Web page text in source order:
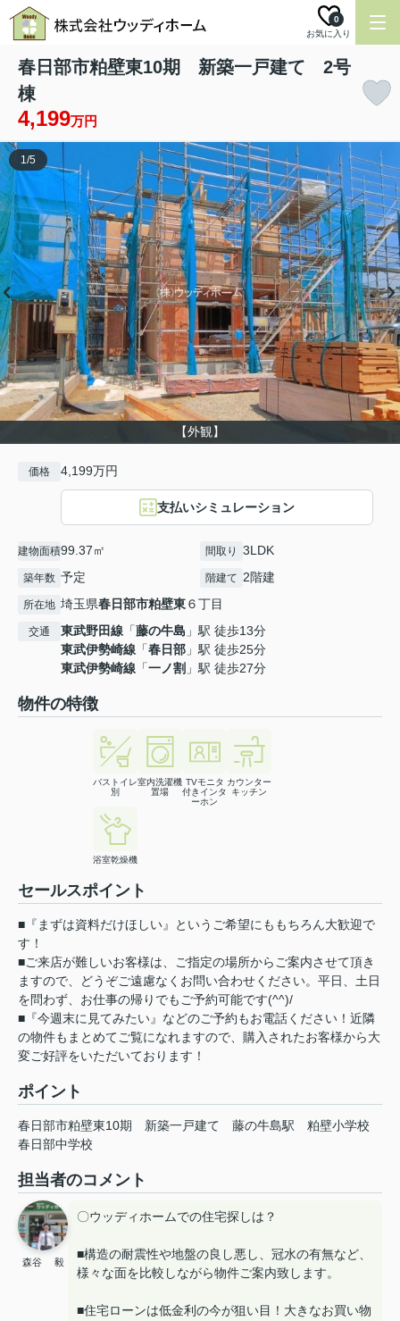
お気に入り
0
春日部市粕壁東10期 新築一戸建て 2号
棟
4,199万円
【外観】
1/5
価格 4,199万円
支払いシミュレーション
建物面積99.37㎡ 間取り 3LDK
築年数 予定 階建て 2階建
所在地 埼玉県春日部市粕壁東６丁目
交通 東武野田線 「藤の牛島 」駅 徒歩13分
東武伊勢崎線 「春日部 」駅 徒歩25分
東武伊勢崎線 「一ノ割 」駅 徒歩27分
物件の特徴
バストイレ
別
室内洗濯機
置場
TVモニタ
付きインタ
ーホン
カウンター
キッチン
浴室乾燥機
セールスポイント
■『まずは資料だけほしい』というご希望にももちろん大歓迎で
す！
■ご来店が難しいお客様は、ご指定の場所からご案内させて頂き
ますので、どうぞご遠慮なくお問い合わせください。平日、土日
を問わず、お仕事の帰りでもご予約可能です(^^)/
■『今週末に見てみたい』などのご予約もお電話ください！近隣
の物件もまとめてご覧になれますので、購入されたお客様から大
変ご好評をいただいております！
ポイント
春日部市粕壁東10期 新築一戸建て 藤の牛島駅
粕壁小学校
春日部中学校
担当者のコメント
森谷 毅
〇ウッディホームでの住宅探しは？
■構造の耐震性や地盤の良し悪し、冠水の有無など、
様々な面を比較しながら物件ご案内致します。
■住宅ローンは低金利の今が狙い目！大きなお買い物